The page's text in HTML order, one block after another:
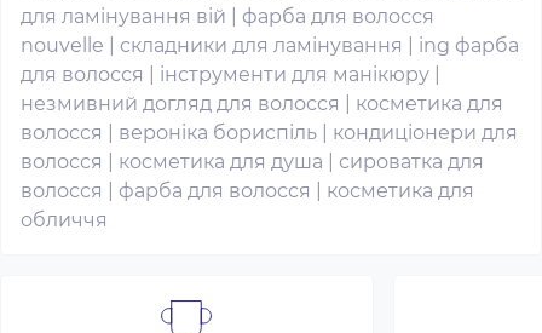
для ламінування вій
фарба для волосся
nouvelle
складники для ламінування
ing фарба
для волосся
інструменти для манікюру
незмивний догляд для волосся
косметика для
волосся
вероніка бориспіль
кондиціонери для
волосся
косметика для душа
сироватка для
волосся
фарба для волосся
косметика для
обличчя